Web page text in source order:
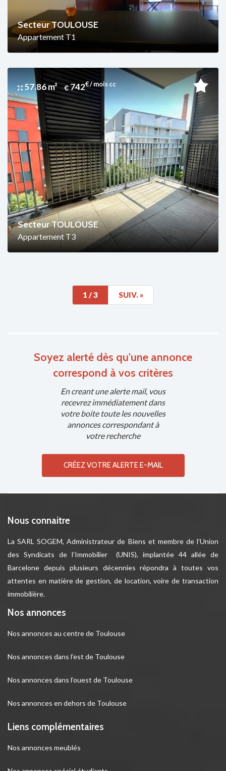
Secteur TOULOUSE
Appartement T1
57.86 m² 742€ / mois cc
Secteur TOULOUSE
Appartement T3
1 / 3 SUIV. »
Soyez alerté dès qu'une annonce
correspond à vos critères
En creant une alerte mail, vous
recevrez immédiatement dans
votre boite toute les nouvelles
annonces correspondant à
votre recherche
CRÉEZ VOTRE ALERTE E-MAIL
Nous connaitre
La SARL SOGEM, Administrateur de Biens et membre de l’Union
des Syndicats de l’Immobilier (UNIS), implantée 44 allée de
Barcelone depuis plusieurs décennies répondra à toutes vos
attentes en matière de gestion, de location, voire de transaction
immobilière.
Nos annonces
Nos annonces au centre de Toulouse
Nos annonces dans l’est de Toulouse
Nos annonces dans l’ouest de Toulouse
Nos annonces en dehors de Toulouse
Liens complémentaires
Nos annonces meublés